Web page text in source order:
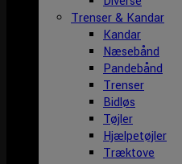
Trenser & Kandar
Kandar
Næsebånd
Pandebånd
Trenser
Bidløs
Tøjler
Hjælpetøjler
Træktove